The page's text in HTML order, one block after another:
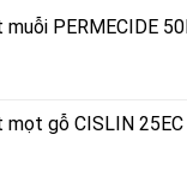
PERMECIDE
mọt gỗ CISLIN 25EC